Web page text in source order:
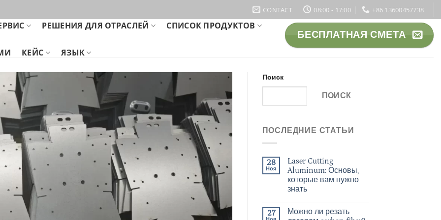
CONTACT 08:00 - 17:00 +86 13600457738
РЕШЕНИЯ ДЛЯ ОТРАСЛЕЙ СПИСОК ПРОДУКТОВ
КЕЙС ЯЗЫК
БЕСПЛАТНАЯ СМЕТА
Поиск
ПОИСК
ПОСЛЕДНИЕ СТАТЬИ
28
Ноя
Laser Cutting
Aluminum: Основы,
которые вам нужно
знать
27
Можно ли резать